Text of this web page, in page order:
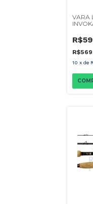
VARA
20-
10 x de